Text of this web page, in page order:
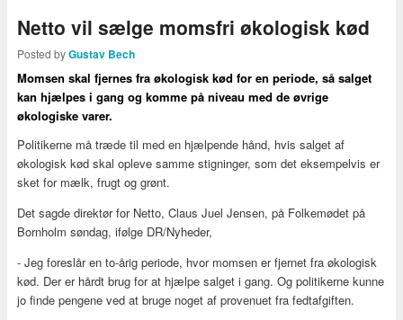
Netto vil sælge momsfri økologisk kød
Posted byGustav Bech
Momsen skal fjernes fra økologisk kød for en periode, så salget
kan hjælpes i gang og komme på niveau med de øvrige
økologiske varer.
Politikerne må træde til med en hjælpende hånd, hvis salget af
økologisk kød skal opleve samme stigninger, som det eksempelvis er
sket for mælk, frugt og grønt.
Det sagde direktør for Netto, Claus Juel Jensen, på Folkemødet på
Bornholm søndag, ifølge DR/Nyheder,
- Jeg foreslår en to-årig periode, hvor momsen er fjernet fra økologisk
kød. Der er hårdt brug for at hjælpe salget i gang. Og politikerne kunne
jo finde pengene ved at bruge noget af provenuet fra fedtafgiften.